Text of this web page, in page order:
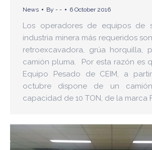
News By - - 6 October 2016
Los operadores de equipos de
industria minera más requeridos
retroexcavadora, grúa horquilla,
camión pluma. Por esta razón es
Equipo Pesado de CEIM, a
octubre dispone de un
capacidad de 10 TON, de la marca